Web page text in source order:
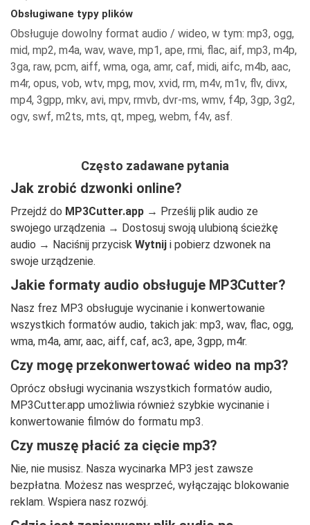
Obsługiwane typy plików
Obsługuje dowolny format audio / wideo, w tym: mp3, ogg,
mid, mp2, m4a, wav, wave, mp1, ape, rmi, flac, aif, mp3, m4p,
3ga, raw, pcm, aiff, wma, oga, amr, caf, midi, aifc, m4b, aac,
m4r, opus, vob, wtv, mpg, mov, xvid, rm, m4v, m1v, flv, divx,
mp4, 3gpp, mkv, avi, mpv, rmvb, dvr-ms, wmv, f4p, 3gp, 3g2,
ogv, swf, m2ts, mts, qt, mpeg, webm, f4v, asf.
Często zadawane pytania
Jak zrobić dzwonki online?
Przejdź do MP3Cutter.app → Prześlij plik audio ze
swojego urządzenia → Dostosuj swoją ulubioną ścieżkę
audio → Naciśnij przycisk Wytnij i pobierz dzwonek na
swoje urządzenie.
Jakie formaty audio obsługuje MP3Cutter?
Nasz frez MP3 obsługuje wycinanie i konwertowanie
wszystkich formatów audio, takich jak: mp3, wav, flac, ogg,
wma, m4a, amr, aac, aiff, caf, ac3, ape, 3gpp, m4r.
Czy mogę przekonwertować wideo na mp3?
Oprócz obsługi wycinania wszystkich formatów audio,
MP3Cutter.app umożliwia również szybkie wycinanie i
konwertowanie filmów do formatu mp3.
Czy muszę płacić za cięcie mp3?
Nie, nie musisz. Nasza wycinarka MP3 jest zawsze
bezpłatna. Możesz nas wesprzeć, wyłączając blokowanie
reklam. Wspiera nasz rozwój.